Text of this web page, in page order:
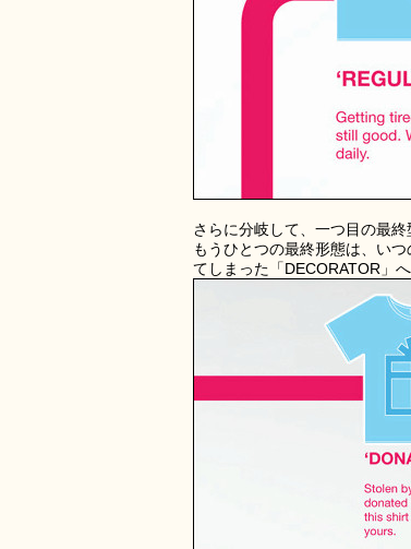
さらに分岐して、一つ目の最
もうひとつの最終形態は、い
てしまった「DECORATOR」